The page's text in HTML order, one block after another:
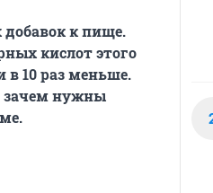
к пище.
кислот этого
в 10 раз меньше.
зачем нужны